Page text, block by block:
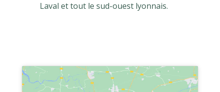
Laval et tout le sud-ouest lyonnais.